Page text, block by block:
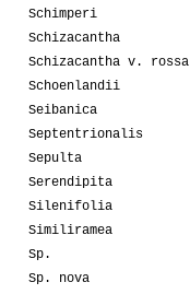
Schimperi
Schizacantha
Schizacantha v. rossa
Schoenlandii
Seibanica
Septentrionalis
Sepulta
Serendipita
Silenifolia
Similiramea
Sp.
Sp. nova